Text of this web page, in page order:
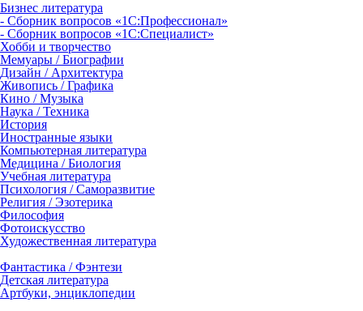
Бизнес литература
- Сборник вопросов «1С:Профессионал»
- Сборник вопросов «1С:Специалист»
Хобби и творчество
Мемуары / Биографии
Дизайн / Архитектура
Живопись / Графика
Кино / Музыка
Наука / Техника
История
Иностранные языки
Компьютерная литература
Медицина / Биология
Учебная литература
Психология / Саморазвитие
Религия / Эзотерика
Философия
Фотоискусство
Художественная литература
Фантастика / Фэнтези
Детская литература
Артбуки, энциклопедии